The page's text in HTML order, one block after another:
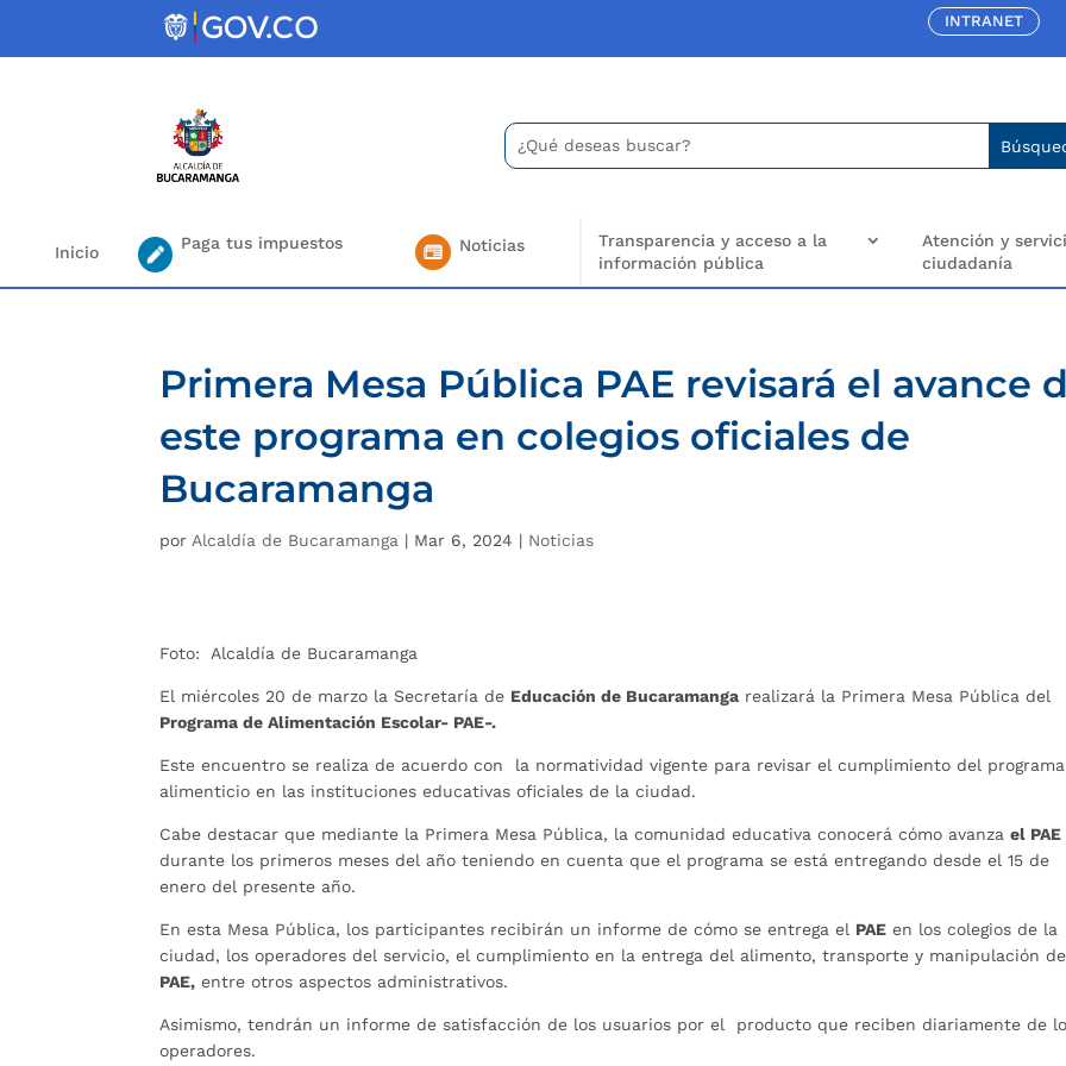
INTRANET
Buscar:
Search
for...
Inicio Paga tus impuestos Noticias
Transparencia y acceso a la
información pública
Atención y
ciudadanía
Primera Mesa Pública PAE revisará el avance
este programa en colegios oficiales de
Bucaramanga
por Alcaldía de Bucaramanga | Mar 6, 2024 | Noticias
Foto: Alcaldía de Bucaramanga
El miércoles 20 de marzo la Secretaría de Educación de Bucaramanga realizará la Primera Mesa Pública del
Programa de Alimentación Escolar- PAE-.
Este encuentro se realiza de acuerdo con la normatividad vigente para revisar el cumplimiento del programa
alimenticio en las instituciones educativas oficiales de la ciudad.
Cabe destacar que mediante la Primera Mesa Pública, la comunidad educativa conocerá cómo avanzael PAE
durante los primeros meses del año teniendo en cuenta que el programa se está entregando desde el 15 de
enero del presente año.
En esta Mesa Pública, los participantes recibirán un informe de cómo se entrega el PAE en los colegios de la
ciudad, los operadores del servicio, el cumplimiento en la entrega del alimento, transporte y manipulación
PAE, entre otros aspectos administrativos.
Asimismo, tendrán un informe de satisfacción de los usuarios por el producto que reciben diariamente de
operadores.